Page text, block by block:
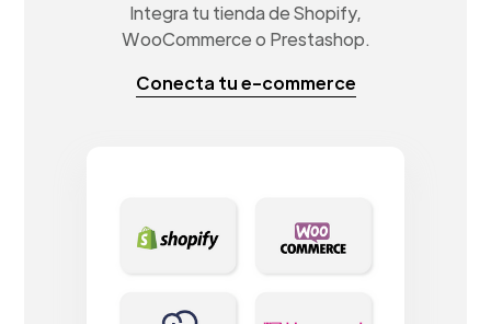
Integra tu tienda de Shopify,
WooCommerce o Prestashop.
Conecta tu e-commerce